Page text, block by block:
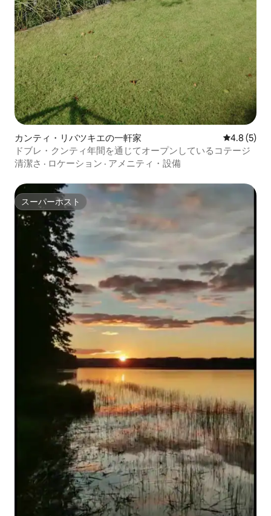
カンティ・リバツキエの一軒家 レビュー5
4.8 (5)
ドブレ・クンティ年間を通じてオープンしているコテージ
清潔さ · ロケーション · アメニティ・設備
スーパーホスト
スーパーホスト